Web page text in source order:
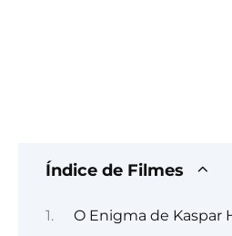
Índice de Filmes
O Enigma de Kaspar